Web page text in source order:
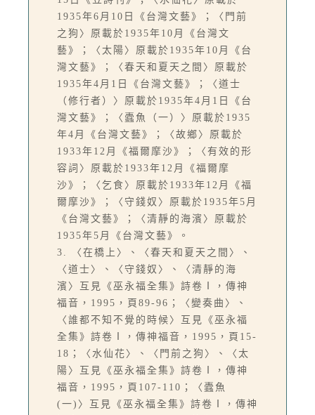
1935年6月10日《台灣文藝》；〈門前
之狗〉原載於1935年10月《台灣文
藝》；〈太陽〉原載於1935年10月《台
灣文藝》；〈春天和夏天之間〉原載於
1935年4月1日《台灣文藝》；〈道士
（修行者）〉原載於1935年4月1日《台
灣文藝》；〈蠹魚（一）〉原載於1935
年4月《台灣文藝》；〈故鄉〉原載於
1933年12月《福爾摩沙》；〈有效的形
容詞〉原載於1933年12月《福爾摩
沙》；〈乞食〉原載於1933年12月《福
爾摩沙》；〈守錢奴〉原載於1935年5月
《台灣文藝》；〈清靜的海濱〉原載於
1935年5月《台灣文藝》。
3. 〈在橋上〉、〈春天和夏天之間〉、
〈道士〉、〈守錢奴〉、〈清靜的海
濱〉互見《巫永福全集》詩卷Ⅰ，傳神
福音，1995，頁89-96；〈變奏曲〉、
〈誰都不知不覺的時候〉互見《巫永福
全集》詩卷Ⅰ，傳神福音，1995，頁15-
18；〈水仙花〉、〈門前之狗〉、〈太
陽〉互見《巫永福全集》詩卷Ⅰ，傳神
福音，1995，頁107-110；〈蠹魚
(一)〉互見《巫永福全集》詩卷Ⅰ，傳神